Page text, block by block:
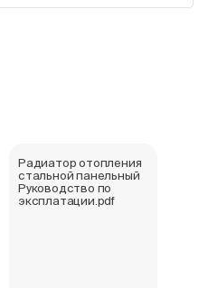
Радиатор отопления
стальной панельный
Руководство по
эксплатации.pdf